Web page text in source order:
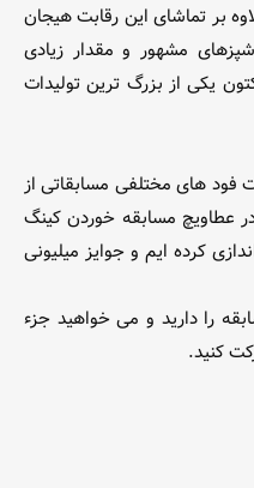
علاوه بر تماشای این رقابت هیجان
مشهور و مقدار زیادی
یکی از بزرگ ترین تولیدات
فود های مختلفی مسابقاتی از
عطاویچ مسابقه خوردن کینگ
کرده ایم و جوایز میلیونی
را دارید و می خواهید جزء
کنید.